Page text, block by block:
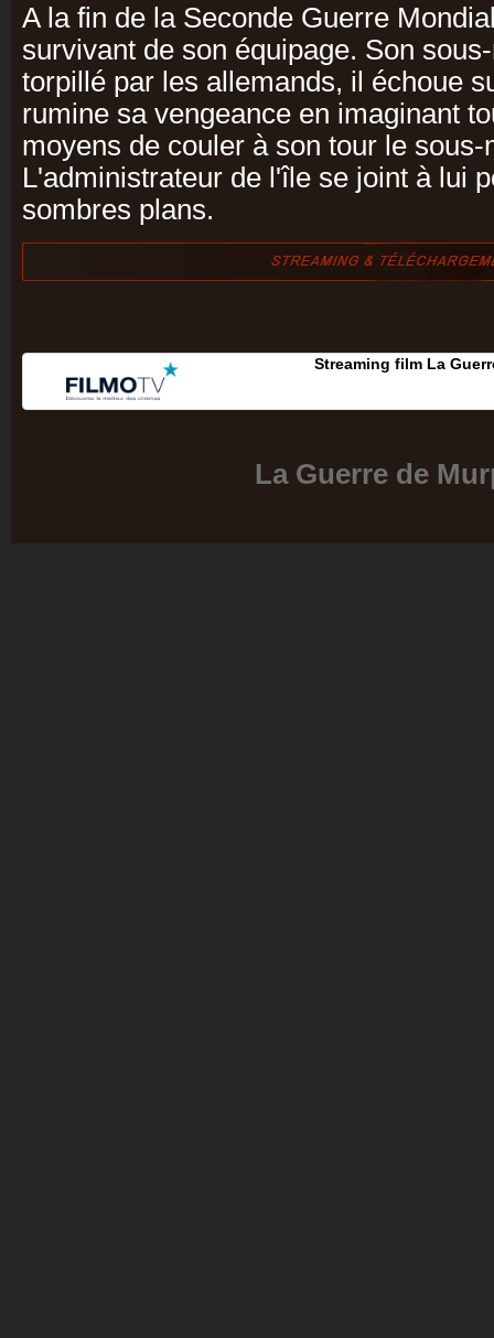
A la fin de la Seconde Guerre
survivant de son équipage. Son
torpillé par les allemands, il échoue
rumine sa vengeance en imaginant
moyens de couler à son tour le
L'administrateur de l'île se joint à lui
sombres plans.
Streaming film La
La Guerre de